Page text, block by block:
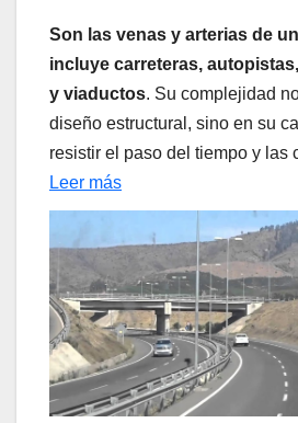
Son las venas y arterias de
incluye carreteras,
y viaductos. Su complejidad
diseño estructural, sino en su
resistir el paso del tiempo y las
Leer más